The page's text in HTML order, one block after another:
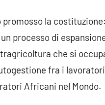
la
processo di
che si
fra i
Africani nel Mondo.